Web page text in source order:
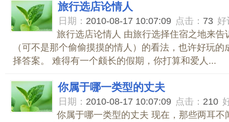
旅行选店论情人
日期： 2010-08-17 10:07:09 点击： 73 好
旅行选店论情人 由旅行选择住宿之地来告
（可不是那个偷偷摸摸的情人）的看法，也许好玩
择答案。 难得有一个颇长的假期，你打算和爱人...
你属于哪一类型的丈夫
日期： 2010-08-17 10:07:09 点击： 210
你属于哪一类型的丈夫 现在，那些两耳不